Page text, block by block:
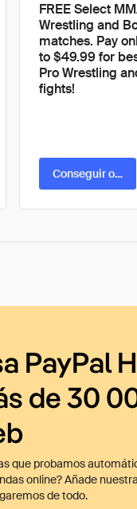
FREE Select
Wrestling and
matches. Pay
to $49.99 for
Pro Wrestling
fights!
Conseguir oferta
PayPal
de 30
que probamos
online? Añade
de todo.